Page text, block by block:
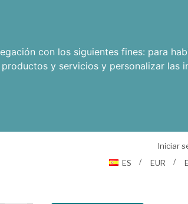
con los siguientes fines: para
y servicios y personalizar las
Iniciar
ES
EUR